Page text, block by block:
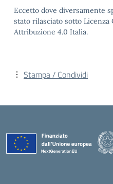
Eccetto dove diversamente
stato rilasciato sotto Licenza
Attribuzione 4.0 Italia.
Stampa / Condividi